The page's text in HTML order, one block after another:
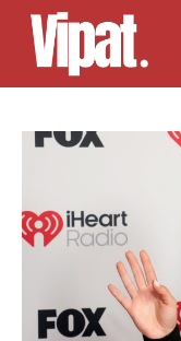
Skip
content